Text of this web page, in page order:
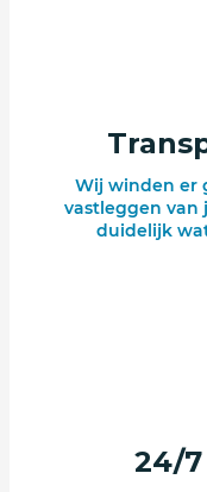
Wij winden er
vastleggen van
duidelijk
24/